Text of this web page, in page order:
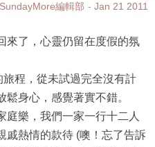
SundayMore編輯部 Jan 21 2011
來了，心靈仍留在度假的氛
程，從未試過完全沒有計
身心，感覺著實不錯。
庭樂，我們一家一行十二人
戚熱情的款待 (噢！忘了告訴